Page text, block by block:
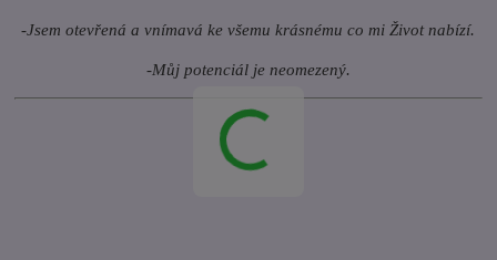
-Jsem otevřená a vnímavá ke všemu krásnému co mi Život nabízí.
-Můj potenciál je neomezený.